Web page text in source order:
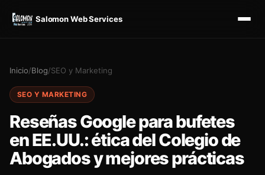
Salomon Web Services
Inicio/Blog/SEO y Marketing
SEO Y MARKETING
Reseñas Google para bufetes
en EE.UU.: ética del Colegio de
Abogados y mejores prácticas